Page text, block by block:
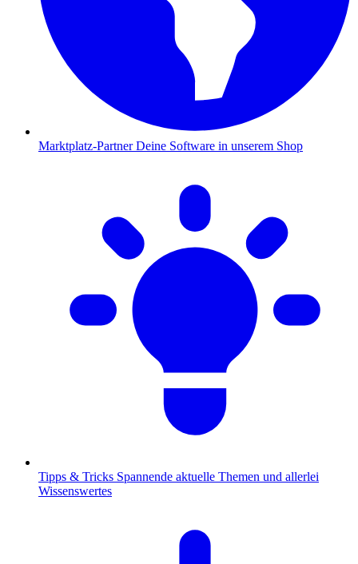
Marktplatz-Partner Deine Software in unserem Shop
Tipps & Tricks Spannende aktuelle Themen und allerlei
Wissenswertes